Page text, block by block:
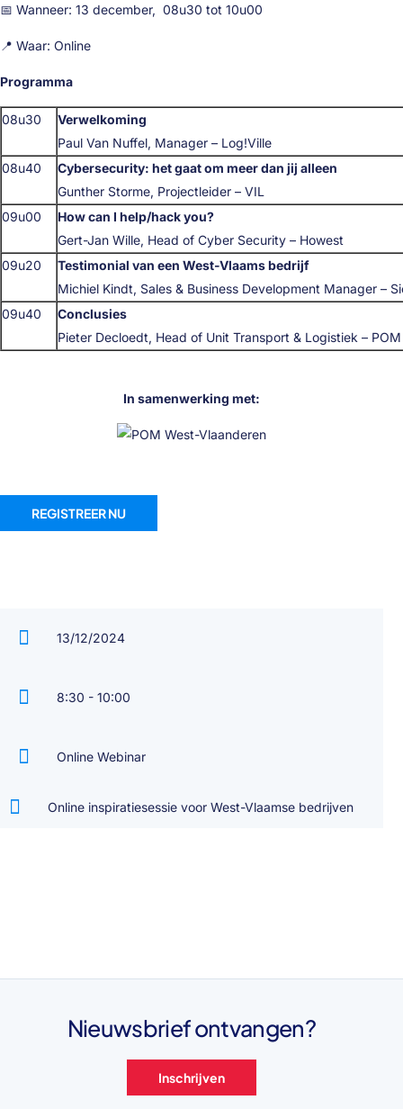
📅 Wanneer: 13 december, 08u30 tot 10u00
📍 Waar: Online
Programma
08u30
Verwelkoming
Paul Van Nuffel, Manager – Log!Ville
08u40
Cybersecurity: het gaat om meer dan jij alleen
Gunther Storme, Projectleider – VIL
09u00
How can I help/hack you?
Gert-Jan Wille, Head of Cyber Security – Howest
09u20
Testimonial van een West-Vlaams bedrijf
Michiel Kindt, Sales & Business Development Manager –
09u40
Conclusies
Pieter Decloedt, Head of Unit Transport & Logistiek –
In samenwerking met:
REGISTREER NU
13/12/2024
8:30 - 10:00
Online Webinar
Online inspiratiesessie voor West-Vlaamse bedrijven
Nieuwsbrief ontvangen?
Inschrijven